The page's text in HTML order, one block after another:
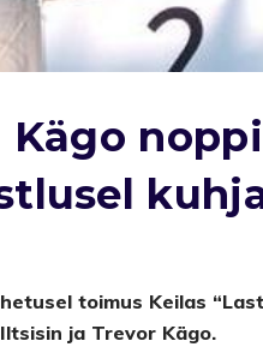
toimus Keilas
ja Trevor Kägo.